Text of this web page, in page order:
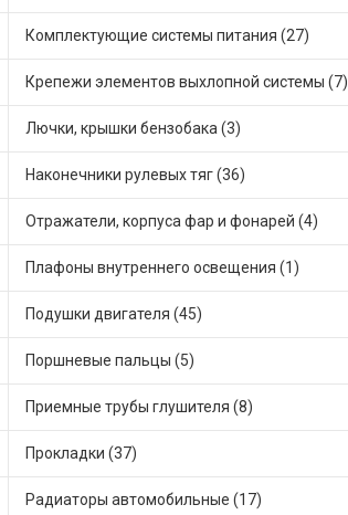
Комплектующие системы питания (27)
Крепежи элементов выхлопной системы (7)
Лючки, крышки бензобака (3)
Наконечники рулевых тяг (36)
Отражатели, корпуса фар и фонарей (4)
Плафоны внутреннего освещения (1)
Подушки двигателя (45)
Поршневые пальцы (5)
Приемные трубы глушителя (8)
Прокладки (37)
Радиаторы автомобильные (17)